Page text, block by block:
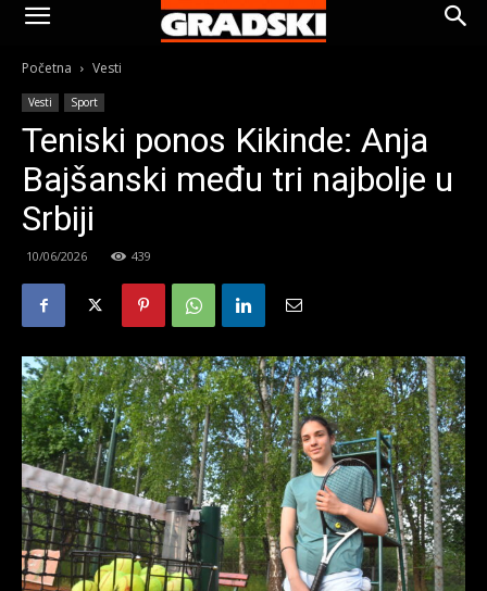
Gradski
Online
Kikinda
Početna Vesti
Vesti Sport
Teniski ponos Kikinde: Anja
Bajšanski među tri najbolje u
Srbiji
10/06/2026 439